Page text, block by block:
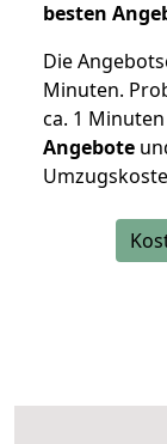
besten
Die
Minuten.
ca. 1 Minuten
Angebote